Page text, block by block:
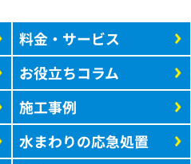
料金・サービス
お役立ちコラム
施工事例
水まわりの応急処置